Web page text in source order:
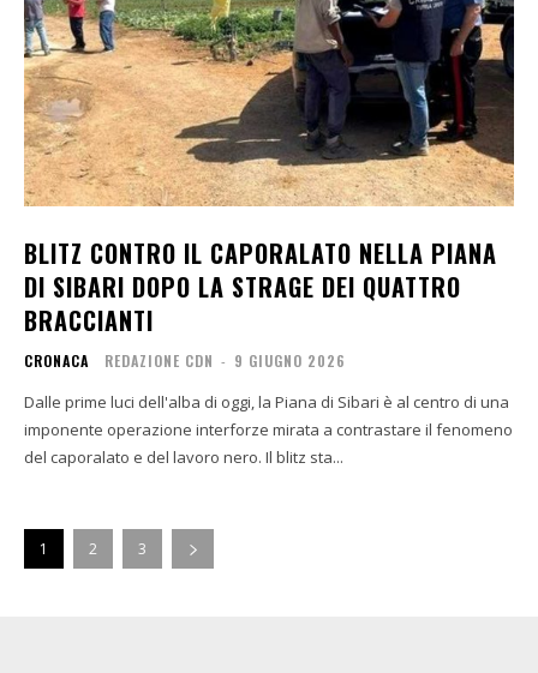
BLITZ CONTRO IL CAPORALATO NELLA PIANA
DI SIBARI DOPO LA STRAGE DEI QUATTRO
BRACCIANTI
CRONACA REDAZIONE CDN - 9 GIUGNO 2026
Dalle prime luci dell'alba di oggi, la Piana di Sibari è al centro di una
imponente operazione interforze mirata a contrastare il fenomeno
del caporalato e del lavoro nero. Il blitz sta...
1 2 3